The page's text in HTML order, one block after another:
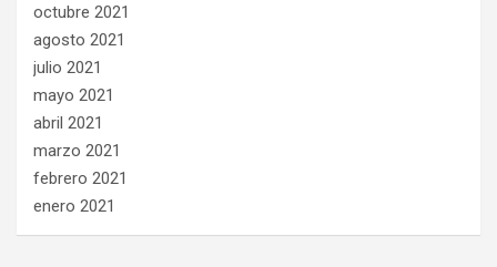
octubre 2021
agosto 2021
julio 2021
mayo 2021
abril 2021
marzo 2021
febrero 2021
enero 2021